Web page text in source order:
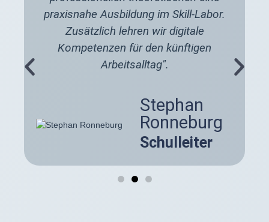
praxisnahe Ausbildung im Skill-Labor.
Zusätzlich lehren wir digitale
Kompetenzen für den künftigen
Arbeitsalltag".
Stephan
Ronneburg
Schulleiter
P
r
s
N
e
Pflegefachassistenz:
bundesweit einheitliche
Ausbildung ab 2027 geplant
Veröffentlicht: 24. September 2025
Pflegefachassistenzausbildung (Entwurf
21/1493) in erster Lesung eingebracht.
27 unterschiedlichen
Landesregelungen für Pflegehilfe-